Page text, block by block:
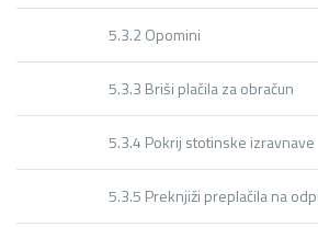
5.3.2 Opomini
5.3.3 Briši plačila za obračun
5.3.4 Pokrij stotinske izravnave
5.3.5 Preknjiži preplačila na